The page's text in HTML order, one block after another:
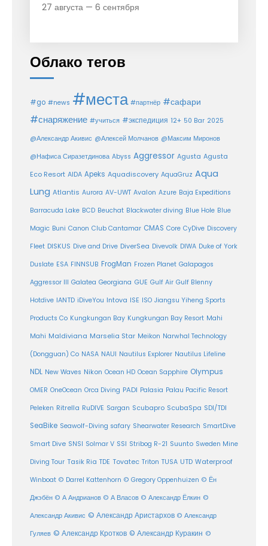
27 августа — 6 сентября
Облако тегов
#go #news #места #партнёр #сафари
#снаряжение #учиться #экспедиция 12+ 50 Bar 2025
@Александр Акивис @Алексей Молчанов @Максим Миронов
@Нафиса Сиразетдинова Abyss Aggressor Agusta Agusta
Eco Resort AIDA Apeks Aquadiscovery AquaGruz Aqua
Lung Atlantis Aurora AV-UWT Avalon Azure Baja Expeditions
Barracuda Lake BCD Beuchat Blackwater diving Blue Hole Blue
Magic Buni Canon Club Cantamar CMAS Core CyDive Discovery
Fleet DISKUS Dive and Drive DiverSea Divevolk DIWA Duke of York
Duslate ESA FINNSUB FrogMan Frozen Planet Galapagos
Aggressor III Galatea Georgiana GUE Gulf Air Gulf Blenny
Hotdive IANTD iDiveYou Intova ISE ISO Jiangsu Yiheng Sports
Products Co Kungkungan Bay Kungkungan Bay Resort Mahi
Mahi Maldiviana Marselia Star Meikon Narwhal Technology
(Dongguan) Co NASA NAUI Nautilus Explorer Nautilus Lifeline
NDL New Waves Nikon Ocean HD Ocean Sapphire Olympus
OMER OneOcean Orca Diving PADI Palasia Palau Pacific Resort
Peleken Ritrella RuDIVE Sargan Scubapro ScubaSpa SDI/TDI
SeaBike Seawolf-Diving safary Shearwater Research SmartDive
Smart Dive SNSI Solmar V SSI Stribog R-21 Suunto Sweden Mine
Diving Tour Tasik Ria TDE Tovatec Triton TUSA UTD Waterproof
Winboat © Darrel Kattenhorn © Gregory Oppenhuizen © Ён
Джэбён © А Андрианов © А Власов © Александр Ёлкин ©
Александр Акивис © Александр Аристархов © Александр
Гуляев © Александр Кротков © Александр Куракин ©